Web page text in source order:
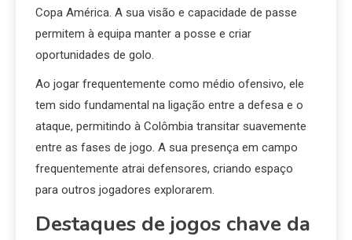
Copa América. A sua visão e capacidade de passe
permitem à equipa manter a posse e criar
oportunidades de golo.
Ao jogar frequentemente como médio ofensivo, ele
tem sido fundamental na ligação entre a defesa e o
ataque, permitindo à Colômbia transitar suavemente
entre as fases de jogo. A sua presença em campo
frequentemente atrai defensores, criando espaço
para outros jogadores explorarem.
Destaques de jogos chave da